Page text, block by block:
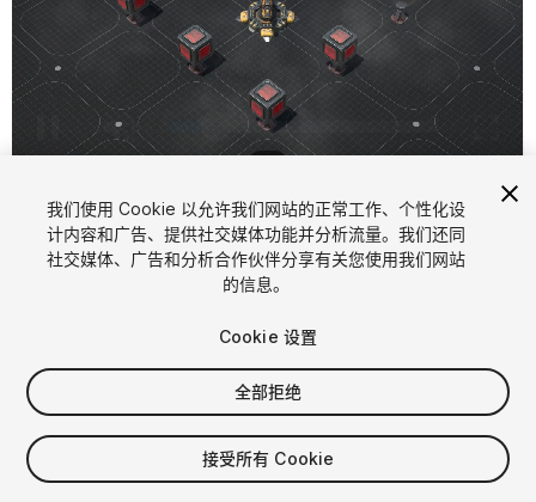
FREE
68viewsin the past week
我们使用 Cookie 以允许我们网站的正常工作、个性化设
计内容和广告、提供社交媒体功能并分析流量。我们还同
社交媒体、广告和分析合作伙伴分享有关您使用我们网站
的信息。
Cookie 设置
全部拒绝
接受所有 Cookie